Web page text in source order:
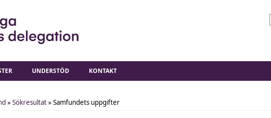
UNDERSTÖD KONTAKT
»Sökresultat» Samfundets uppgifter